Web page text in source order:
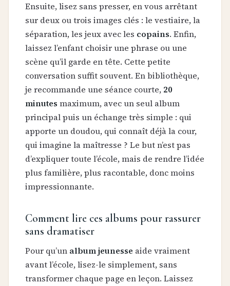
Ensuite, lisez sans presser, en vous arrêtant
sur deux ou trois images clés : le vestiaire, la
séparation, les jeux avec les copains. Enfin,
laissez l’enfant choisir une phrase ou une
scène qu’il garde en tête. Cette petite
conversation suffit souvent. En bibliothèque,
je recommande une séance courte, 20
minutes maximum, avec un seul album
principal puis un échange très simple : qui
apporte un doudou, qui connaît déjà la cour,
qui imagine la maîtresse ? Le but n’est pas
d’expliquer toute l’école, mais de rendre l’idée
plus familière, plus racontable, donc moins
impressionnante.
Comment lire ces albums pour rassurer
sans dramatiser
Pour qu’un album jeunesse aide vraiment
avant l’école, lisez-le simplement, sans
transformer chaque page en leçon. Laissez